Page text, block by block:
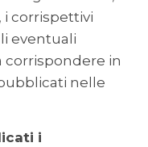
i corrispettivi
eventuali
in
nelle
i